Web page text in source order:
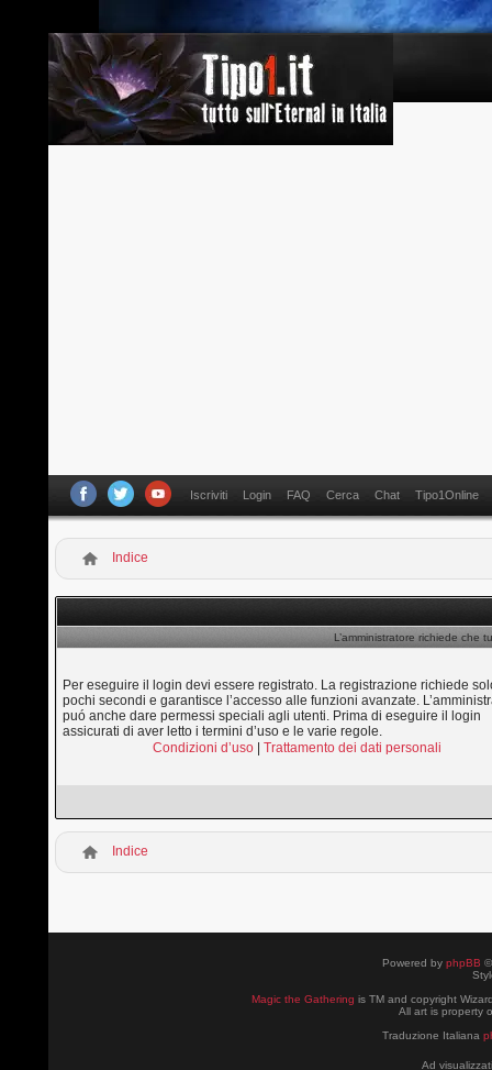
Iscriviti Login FAQ Cerca Chat Tipo1Online
Indice
L’amministratore richiede che
Per eseguire il login devi essere registrato. La registrazione richiede
pochi secondi e garantisce l’accesso alle funzioni avanzate.
puó anche dare permessi speciali agli utenti. Prima di eseguire il login
assicurati di aver letto i termini d’uso e le varie regole.
Condizioni d’uso |Trattamento dei dati personali
Indice
Powered by phpBB
Magic the Gathering is TM and copyright
All art is property
Traduzione Italiana
Ad